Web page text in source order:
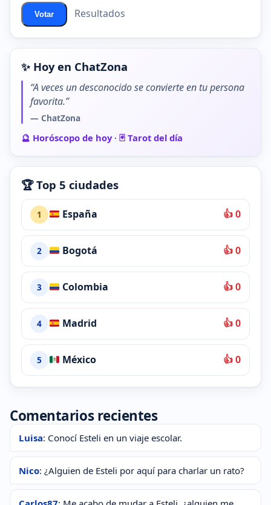
Votar Resultados
✨ Hoy en ChatZona
“A veces un desconocido se convierte en tu persona
favorita.”
— ChatZona
🔮 Horóscopo de hoy· 🃏 Tarot del día
🏆 Top 5 ciudades
1 España 👍 0
2 Bogotá 👍 0
3 Colombia 👍 0
4 Madrid 👍 0
5 México 👍 0
Comentarios recientes
Luisa: Conocí Esteli en un viaje escolar.
Nico: ¿Alguien de Esteli por aquí para charlar un rato?